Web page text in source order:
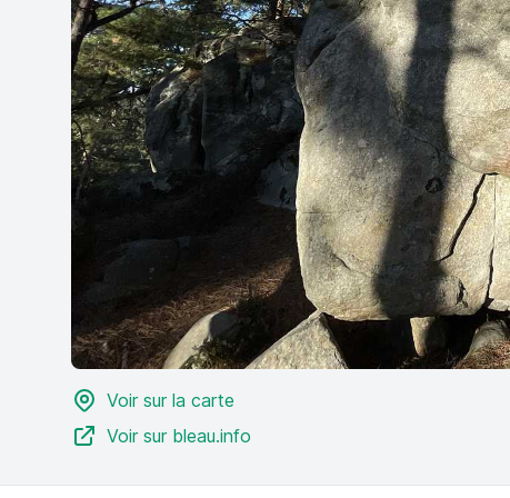
Voir sur la carte
Voir sur bleau.info